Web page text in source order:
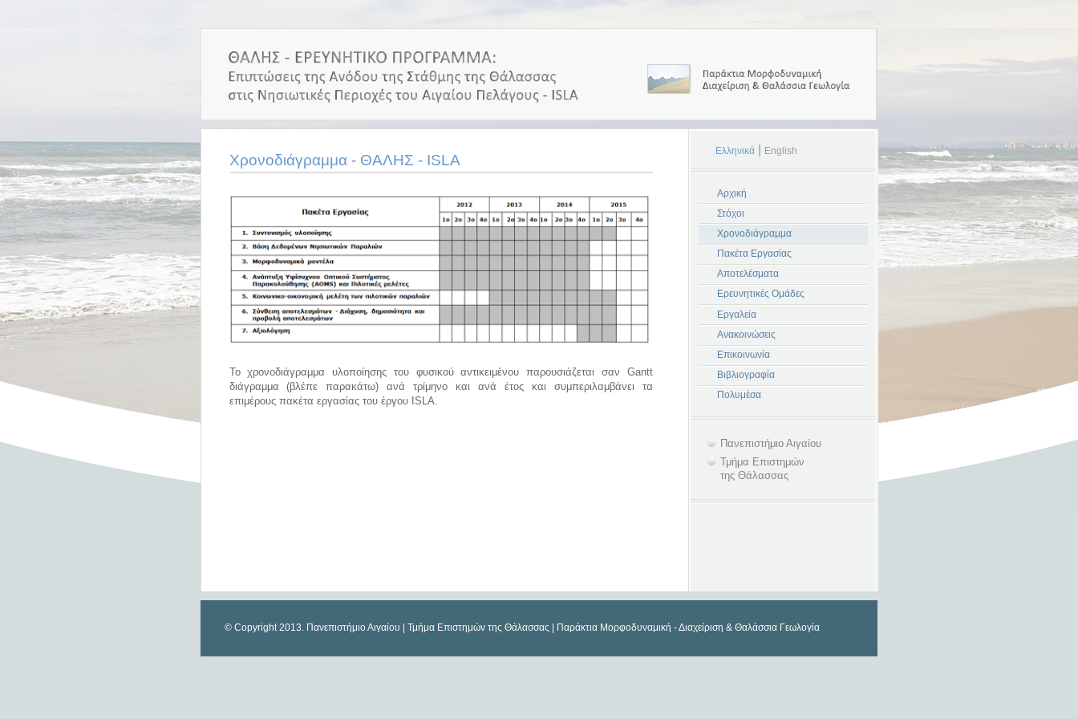
Χρονοδιάγραμμα - ΘΑΛΗΣ - ISLA
Το χρονοδιάγραμμα υλοποίησης του φυσικού αντικειμένου παρουσιάζεται σαν Gantt
διάγραμμα (βλέπε παρακάτω) ανά τρίμηνο και ανά έτος και συμπεριλαμβάνει τα
επιμέρους πακέτα εργασίας του έργου ISLA.
Ελληνικά English
Αρχική
Στόχοι
Χρονοδιάγραμμα
Πακέτα Εργασίας
Αποτελέσματα
Ερευνητικές Ομάδες
Εργαλεία
Ανακοινώσεις
Επικοινωνία
Βιβλιογραφία
Πολυμέσα
Πανεπιστήμιο Αιγαίου
Τμήμα Επιστημών
της Θάλασσας
© Copyright 2013. Πανεπιστήμιο Αιγαίου | Τμήμα Επιστημών της Θάλασσας | Παράκτια Μορφοδυναμική - Διαχείριση & Θαλάσσια Γεωλογία